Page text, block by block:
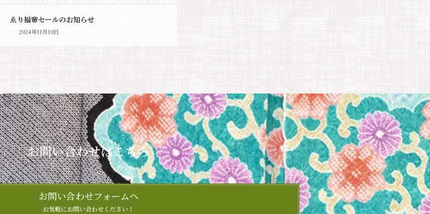
ゑり福🌸セールのお知らせ
2024年11月10日
お問い合わせはこちら
お問い合わせフォームへ
お気軽にお問い合わせください！